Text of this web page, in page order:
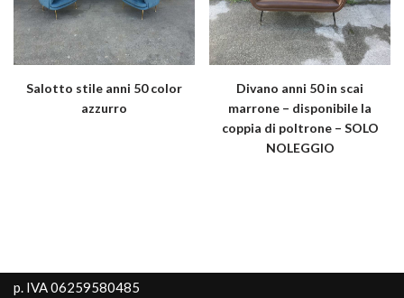
Salotto stile anni 50 color
azzurro
Divano anni 50 in scai
marrone – disponibile la
coppia di poltrone – SOLO
NOLEGGIO
p. IVA 06259580485